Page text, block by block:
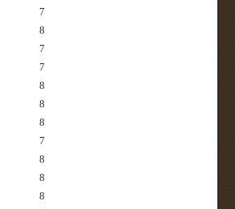
7
8
7
7
8
8
8
7
8
8
8